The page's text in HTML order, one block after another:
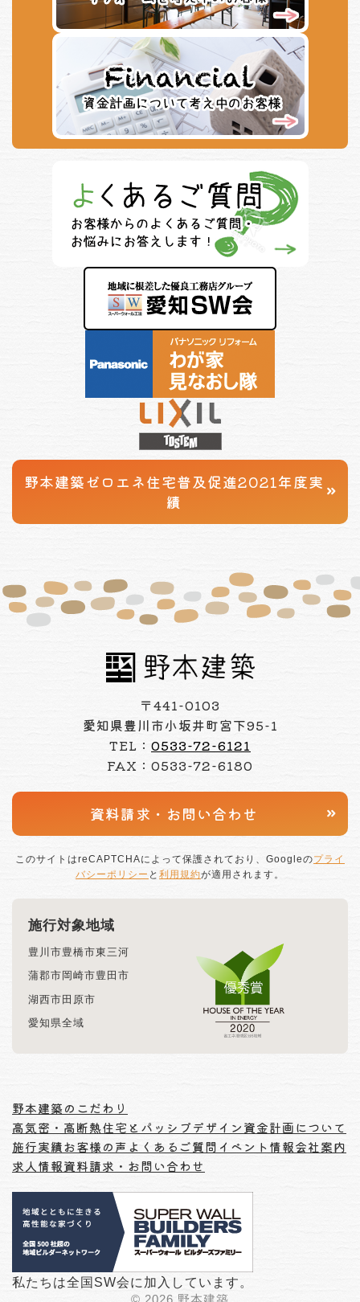
野本建築ゼロエネ住宅普及促進2021年度実
績
〒441-0103
愛知県豊川市小坂井町宮下95-1
TEL： 0533-72-6121
FAX：0533-72-6180
資料請求・ お問い合わせ
このサイトはreCAPTCHAによって保護されており、Googleのプライ
バシーポリシー と 利用規約が適用されます。
施行対象地域
豊川市豊橋市東三河
蒲郡市 岡崎市豊田市
湖西市田原市
愛知県全域
野本建築のこだわり
高気密・高断熱住宅とパッシブデザイン資金計画について
施行実績お客様の声よくあるご質問 イベント情報会社案内
求人情報資料請求・お問い合わせ
私たちは全国SW会に加入しています。
© 2026 野本建築